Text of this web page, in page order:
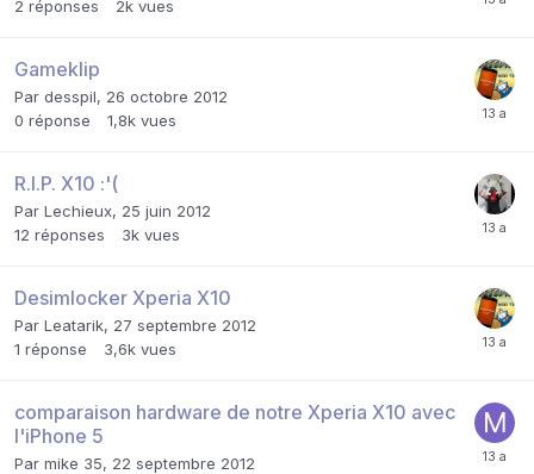
2 réponses 2k vues
Gameklip
Par desspil, 26 octobre 2012
0 réponse 1,8k vues
R.I.P. X10 :'(
Par Lechieux, 25 juin 2012
12 réponses 3k vues
Desimlocker Xperia X10
Par Leatarik, 27 septembre 2012
1 réponse 3,6k vues
comparaison hardware de notre Xperia X10 avec
l'iPhone 5
Par mike 35, 22 septembre 2012